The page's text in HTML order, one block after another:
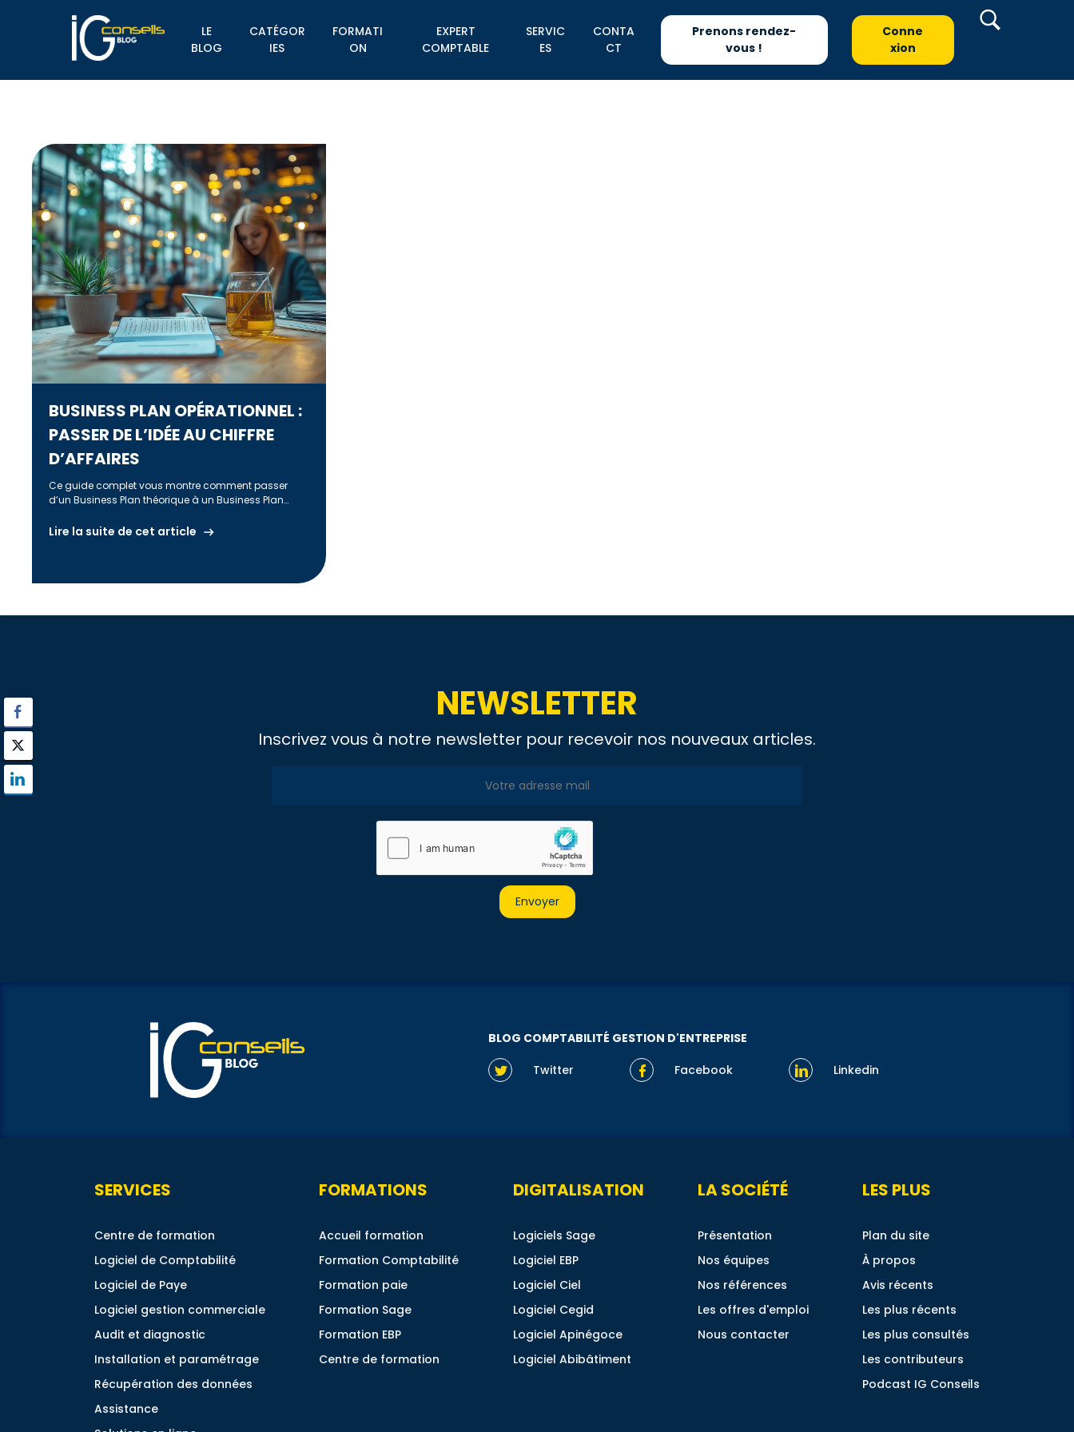
LE
BLOG
CATÉGOR
IES
FORMATI
ON
EXPERT
COMPTABLE
SERVIC
ES
CONTA
CT
Prenons rendez-
vous !
Conne
xion
BUSINESS PLAN OPÉRATIONNEL :
PASSER DE L’IDÉE AU CHIFFRE
D’AFFAIRES
Ce guide complet vous montre comment passer
d’un Business Plan théorique à un Business Plan
prévisionnel de trésorerie, le BFR, les KPI et une
croissance.
Lire la suite de cet article
NEWSLETTER
Inscrivez vous à notre newsletter pour recevoir nos nouveaux articles.
BLOG COMPTABILITÉ GESTION D'ENTREPRISE
Twitter
Facebook Linkedin
SERVICES
Centre de formation
Logiciel de Comptabilité
Logiciel de Paye
Logiciel gestion commerciale
Audit et diagnostic
Installation et paramétrage
Récupération des données
Assistance
FORMATIONS
Accueil formation
Formation Comptabilité
Formation paie
Formation Sage
Formation EBP
Centre de formation
DIGITALISATION
Logiciels Sage
Logiciel EBP
Logiciel Ciel
Logiciel Cegid
Logiciel Apinégoce
Logiciel Abibâtiment
LA SOCIÉTÉ
Présentation
Nos équipes
Nos références
Les offres d'emploi
Nous contacter
LES PLUS
Plan du site
À propos
Avis récents
Les plus récents
Les plus consultés
Les contributeurs
Podcast IG Conseils